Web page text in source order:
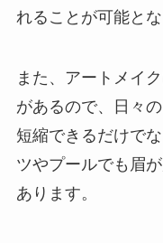
れることが可能とな
また、アートメイ
があるので、日々
短縮できるだけで
ツやプールでも眉
あります。